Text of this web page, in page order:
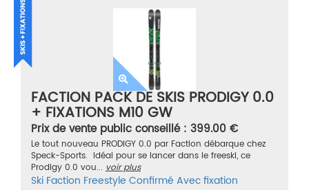
FACTION PACK DE SKIS PRODIGY 0.0
+ FIXATIONS M10 GW
Prix de vente public conseillé : 399.00 €
Le tout nouveau PRODIGY 0.0 par Faction débarque chez
Speck-Sports. Idéal pour se lancer dans le freeski, ce
Prodigy 0.0 vou... voir plus
Ski Faction Freestyle Confirmé Avec fixation